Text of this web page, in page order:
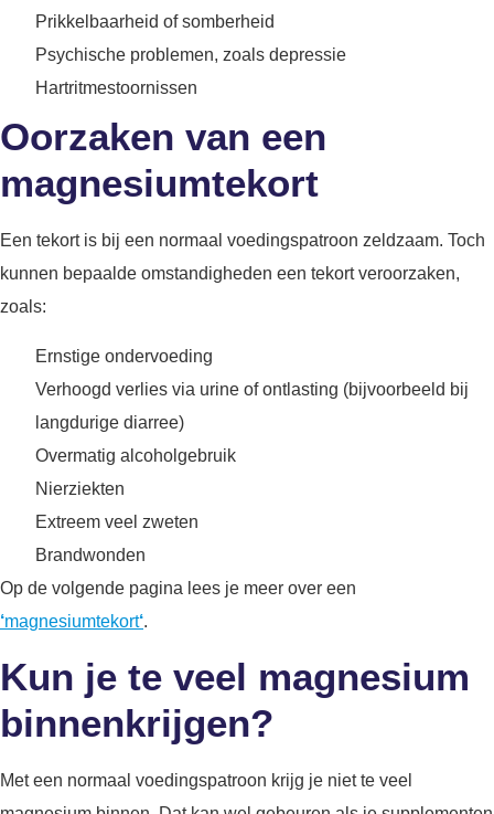
Prikkelbaarheid of somberheid
Psychische problemen, zoals depressie
Hartritmestoornissen
Oorzaken van een
magnesiumtekort
Een tekort is bij een normaal voedingspatroon zeldzaam. Toch
kunnen bepaalde omstandigheden een tekort veroorzaken,
zoals:
Ernstige ondervoeding
Verhoogd verlies via urine of ontlasting (bijvoorbeeld bij
langdurige diarree)
Overmatig alcoholgebruik
Nierziekten
Extreem veel zweten
Brandwonden
Op de volgende pagina lees je meer over een
‘magnesiumtekort‘.
Kun je te veel magnesium
binnenkrijgen?
Met een normaal voedingspatroon krijg je niet te veel